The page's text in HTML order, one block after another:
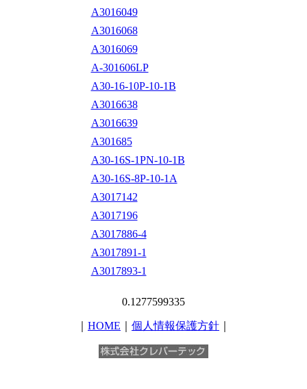
A3016049
A3016068
A3016069
A-301606LP
A30-16-10P-10-1B
A3016638
A3016639
A301685
A30-16S-1PN-10-1B
A30-16S-8P-10-1A
A3017142
A3017196
A3017886-4
A3017891-1
A3017893-1
0.1277599335
HOME 個人情報保護方針